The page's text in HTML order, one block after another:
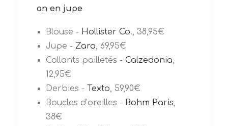
an en jupe
Blouse - Hollister Co., 38,95€
Jupe - Zara, 69,95€
Collants pailletés - Calzedonia,
12,95€
Derbies - Texto, 59,90€
Boucles d’oreilles - Bohm Paris,
38€